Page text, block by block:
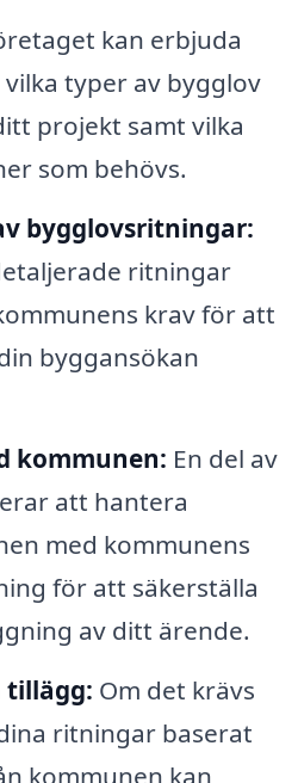
kan erbjuda
typer av bygglov
projekt samt vilka
som behövs.
bygglovsritningar:
ritningar
krav för att
byggansökan
kommunen: En del av
att hantera
med kommunens
för att säkerställa
av ditt ärende.
tillägg: Om det krävs
ritningar baserat
kommunen kan